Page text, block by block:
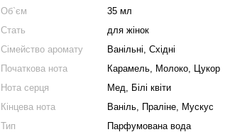
Об`єм
35 мл
Стать
для жінок
Сімейство аромату
Ванільні, Східні
Початкова нота
Карамель, Молоко, Цукор
Нота серця
Мед, Білі квіти
Кінцева нота
Ваніль, Праліне, Мускус
Тип
Парфумована вода